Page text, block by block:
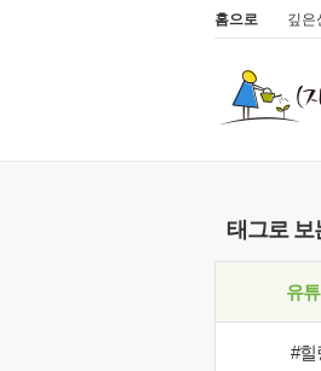
홈으로 깊은
태그로 보
유
#힐